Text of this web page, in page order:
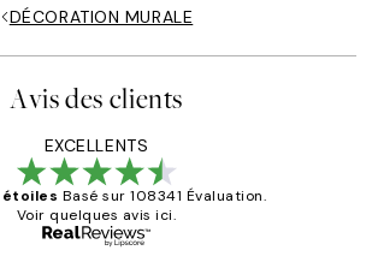
DÉCORATION MURALE
Avis des clients
EXCELLENTS
Basé sur 108341 Évaluation.
Voir quelques avis ici.